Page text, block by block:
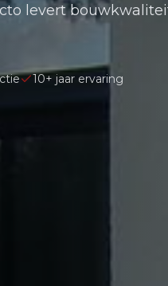
levert
10+ jaar ervaring